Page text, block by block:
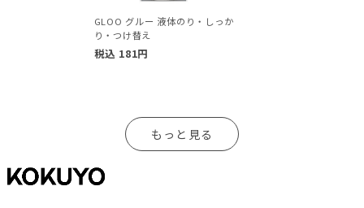
GLOO グルー 液体のり・しっか
り・つけ替え
税込 181円
もっと見る